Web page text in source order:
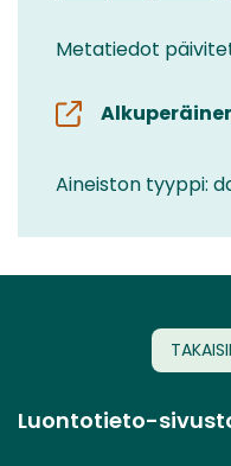
Metatiedot
Aineiston tyyppi:
Luontotieto-